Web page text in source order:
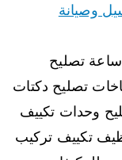
الواحة 98025055 غسيل وصيانة
تصليح مكيفات الواحة نقدم خدمة 24 ساعة تصليح
تصليح دكتات
وحدات تكييف
تكييف تركيب